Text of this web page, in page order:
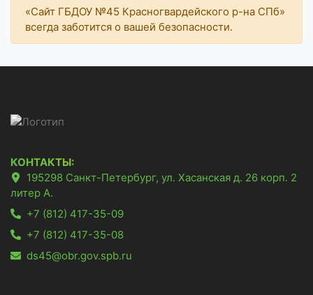
«Сайт ГБДОУ №45 Красногвардейского р-на СПб»
всегда заботится о вашей безопасности.
КОНТАКТЫ:
195298 Санкт-Петербург, ул. Хасанская д. 26 корп. 2
литер А.
+7 (812) 417-35-09
+7 (812) 417-35-08
ds45@obr.gov.spb.ru